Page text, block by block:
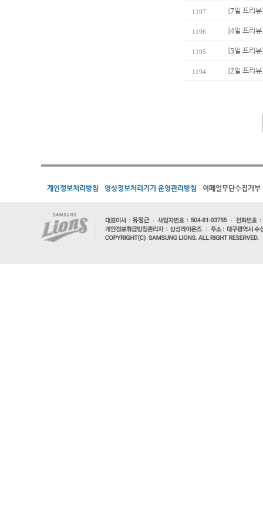
1197 [7일 프리
1196 [4일 프리
1195 [3일 프리
1194 [2일 프리
개인정보처리방침 영상정보처리기기 운영관리방침 이메일무단수집거부